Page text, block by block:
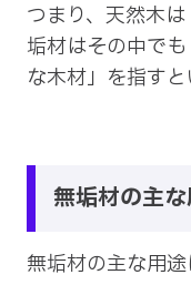
つまり、天然木
垢材はその中で
な木材」を指すと
無垢材の主
無垢材の主な用途